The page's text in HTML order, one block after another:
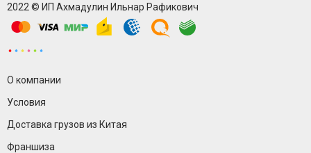
2022 © ИП Ахмадулин Ильнар Рафикович
О компании
Условия
Доставка грузов из Китая
Франшиза